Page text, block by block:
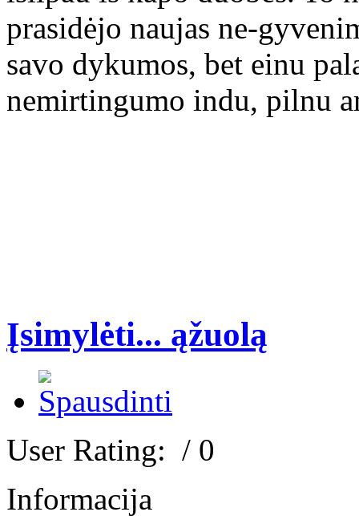
prasidėjo naujas ne-
savo dykumos, bet einu
nemirtingumo indu, pilnu
Įsimylėti... ąžuolą
User Rating: / 0
Informacija